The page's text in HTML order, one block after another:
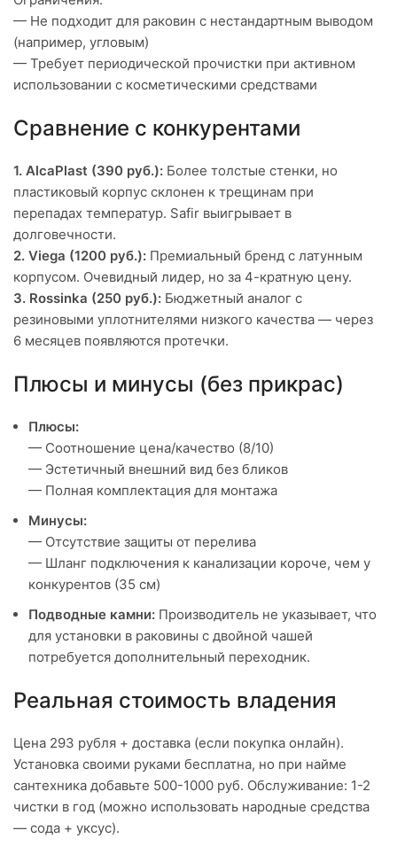
— Не подходит для раковин с нестандартным выводом
(например, угловым)
— Требует периодической прочистки при активном
использовании с косметическими средствами
Сравнение с конкурентами
1. AlcaPlast (390 руб.): Более толстые стенки, но
пластиковый корпус склонен к трещинам при
перепадах температур. Safir выигрывает в
долговечности.
2. Viega (1200 руб.): Премиальный бренд с латунным
корпусом. Очевидный лидер, но за 4-кратную цену.
3. Rossinka (250 руб.): Бюджетный аналог с
резиновыми уплотнителями низкого качества — через
6 месяцев появляются протечки.
Плюсы и минусы (без прикрас)
Плюсы:
— Соотношение цена/качество (8/10)
— Эстетичный внешний вид без бликов
— Полная комплектация для монтажа
Минусы:
— Отсутствие защиты от перелива
— Шланг подключения к канализации короче, чем у
конкурентов (35 см)
Подводные камни: Производитель не указывает, что
для установки в раковины с двойной чашей
потребуется дополнительный переходник.
Реальная стоимость владения
Цена 293 рубля + доставка (если покупка онлайн).
Установка своими руками бесплатна, но при найме
сантехника добавьте 500-1000 руб. Обслуживание: 1-2
чистки в год (можно использовать народные средства
— сода + уксус).